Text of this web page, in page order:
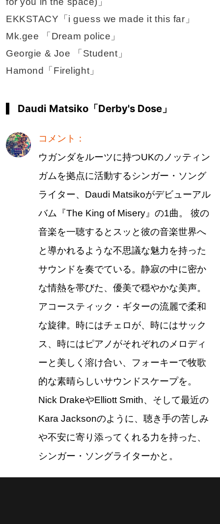
EKKSTACY「i guess we made it this far」
Mk.gee 「Dream police」
Georgie & Joe 「Student」
Hamond「Firelight」
Daudi Matsiko「Derby's Dose」
コメント：
ウガンダをルーツに持つUKのノッティン
ガムを拠点に活動するシンガー・ソング
ライター、Daudi Matsikoがデビューアル
バム『The King of Misery』の1曲。 彼の
音楽を一聴するとスッと彼の音楽世界へ
と導かれるような不思議な魅力を持った
サウンドを奏でている。静寂の中に密か
な情熱を帯びた、優美で穏やかな美声。
アコースティック・ギターの流麗で柔和
な旋律。時にはチェロが、時にはサック
ス、時にはピアノがそれぞれのメロディ
ーと美しく溶け合い、フォーキーで牧歌
的な素晴らしいサウンドスケープを。
Nick DrakeやElliott Smith、そして最近の
Kara Jacksonのように、聴き手の苦しみ
や不安に寄り添ってくれる力を持った、
シンガー・ソングライターかと。